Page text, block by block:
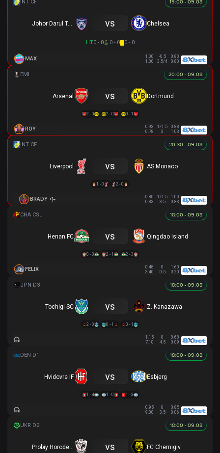
19:00 - 09.08
Johor Darul Takzim vs Chelsea
HT0 - 0 0 - 0 0 - 0
MAX 1.00 -0.5
0.80
1.00
3.5/4 0.80
20:00 - 09.08
Arsenal vs Dortmund
2 - 0 2 - 0 0 - 1
ROY 0.93 1/1.5
0.88
0.78
3 1.03
20:30 - 09.08
Liverpool vs AS Monaco
1 - 0 2 - 0
BRADY +1 0.80 1/1.5
1.00
0.83
3.5 0.83
18:00 - 09.08
Henan FC vs Qingdao Island
0 - 0 2 - 1 2 - 3
FELIX 0.48 0
1.60
3.40
0.5 0.20
18:00 - 09.08
Tochigi SC vs Z. Kanazawa
2 - 0 0 - 1 0 - 1
1.15 0
0.68
7.10
4.5 0.09
18:00 - 09.08
Hvidovre IF vs Esbjerg
1 - 4 1 - 0 1 - 3
0.95 0
0.85
9.00
3.5 0.06
18:00 - 09.08
Probiy Horodenka vs FC Chernigiv